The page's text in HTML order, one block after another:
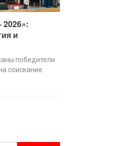
и
победители
соискание